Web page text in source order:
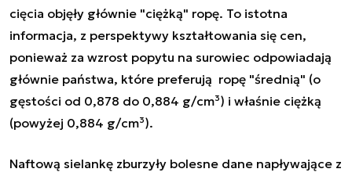
cięcia objęły głównie "ciężką" ropę. To istotna
informacja, z perspektywy kształtowania się cen,
ponieważ za wzrost popytu na surowiec odpowiadają
głównie państwa, które preferują ropę "średnią" (o
gęstości od 0,878 do 0,884 g/cm³) i właśnie ciężką
(powyżej 0,884 g/cm³).
Naftową sielankę zburzyły bolesne dane napływające z